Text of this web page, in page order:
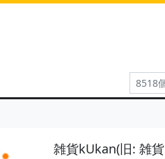
雑貨kUkan(旧: 雑